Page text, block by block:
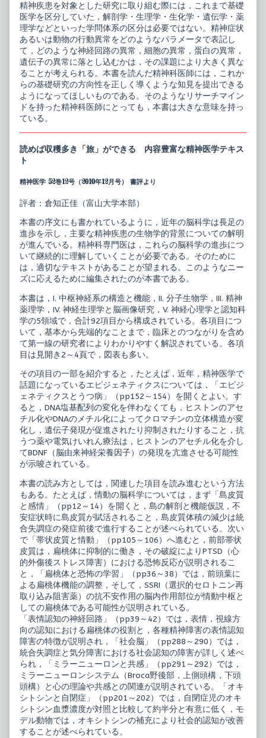
精神疾患を対象とした研究に取り組む際には，これまで基礎
医学を区分していた，解剖学・生理学・生化学・遺伝学・薬
理学などといった学問体系の区分は必要ではない。精神症状
あるいは動物の行動異常をどのようなパラメータで表記し
て，どのような神経回路の異常，細胞の異常，蛋白の異常，
遺伝子の異常に落とし込むかは，その課題により大きく異な
ることが考えられる。本書を読んだ精神科医師には，これか
らの基礎研究の方向性を正しく導くような知見を提出できる
ようになってほしいものである。そのようなリサーチマイン
ドを持った精神科医師にとっても，本書は大きな意味を持っ
ている。
読めば収穫多き「旅」ができる 内容豊富な精神医学テキス
ト
精神医学 52巻12号（2010年12月号） 書評より
評者：倉知正佳（富山大学本部）
本書の序文にも書かれているように，近年の脳科学は長足の
進歩を示し，主要な精神疾患の生物学的背景についての解明
が進んでいる。精神科専門医は，これらの脳科学の進歩につ
いて継続的に理解していくことが必要である。そのために
は，適切なテキストがあることが望まれる。このようなニー
ズに応えるために編集されたのが本書である。
本書は，I. 中枢神経系の構造と機能，II. 分子生物学，III. 精神
薬理学，IV. 神経生理学と脳画像研究，V. 神経心理学と認知科
学の5領域で，合計92項目から構成されている。各項目につ
いて，基本から先端的なことまで，臨床とのつながりを含め
て第一線の研究者によりわかりやすく解説されている。各項
目は見開き2～4頁で，図表も多い。
その項目の一部を紹介すると，たとえば，近年，精神医学で
話題になっているエピジェネティクスについては，「エピジ
ェネティクスとうつ病」（pp152～154）を開くとよい。す
ると，DNA塩基配列の変化を伴わなくても，ヒストンのアセ
チル化やDNAのメチル化によってクロマチンの立体構造が変
化し，遺伝子発現が促進されたり抑制されたりすること，抗
うつ薬や電気けいれん療法は，ヒストンのアセチル化を介し
てBDNF（脳由来神経栄養因子）の発現を亢進させる可能性
が示唆されている。
本書の読み方としては，関連した項目を読み進むという方法
もある。たとえば，情動の脳科学については，まず「島皮質
と感情」（pp12～14）を開くと，島の解剖と機能仮説，不
安症状時に島皮質が賦活されること，島皮質体積の減少は統
合失調症の発症前後で進行することが述べられている。次い
で「帯状皮質と情動」（pp105～106）へ進むと，前部帯状
皮質は，扁桃体に抑制的に働き，その破綻によりPTSD（心
的外傷後ストレス障害）における恐怖反応が説明されるこ
と，「扁桃体と恐怖の学習」（pp36～38）では，前頭葉に
よる扁桃体機能の調整，そして，SSRI（選択的セロトニン再
取り込み阻害薬）の抗不安作用の脳内作用部位が情動中枢と
しての扁桃体である可能性が説明されている。
「表情認知の神経回路」（pp39～42）では，表情，視線方
向の認知における扁桃体の役割と，各種精神障害の表情認知
障害の特徴が説明され，「社会脳」（pp288～290）では，
統合失調症と気分障害における社会認知の障害が詳しく述べ
られ，「ミラーニューロンと共感」（pp291～292）では，
ミラーニューロンシステム（Broca野後部，上側頭構，下頭
頭構）と心の理論や共感との関連が説明されている。「オキ
シトシンと自閉症」（pp201～202）では，自閉症児のオキ
シトシン血漿濃度が対照と比較して約半分と有意に低く，モ
デル動物では，オキシトシンの補充により社会的認知が改善
することが述べられている。